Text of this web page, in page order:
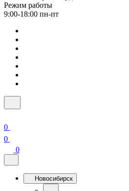
Режим работы
9:00-18:00 пн-пт
0
0
0
Новосибирск